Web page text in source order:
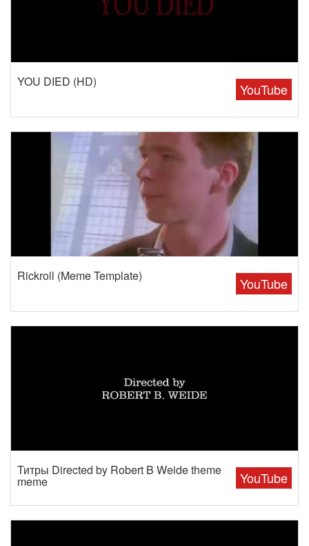
YouTube
YOU DIED (HD)
YouTube
Rickroll (Meme Template)
YouTube
Титры Directed by Robert B Weide theme
meme